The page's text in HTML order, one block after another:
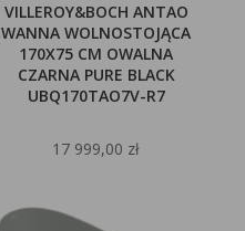
VILLEROY&BOCH ANTAO
WANNA WOLNOSTOJĄCA
170X75 CM OWALNA
CZARNA PURE BLACK
UBQ170TAO7V-R7
17 999,00 zł